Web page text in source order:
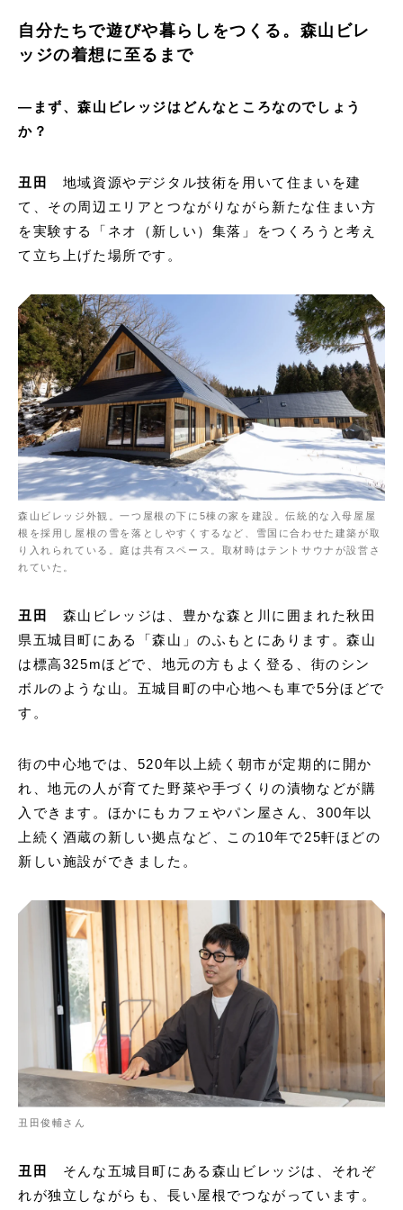
自分たちで遊びや暮らしをつくる。森山ビレ
ッジの着想に至るまで
―まず、森山ビレッジはどんなところなのでしょう
か？
丑田
地域資源やデジタル技術を用いて住まいを建
て、その周辺エリアとつながりながら新たな住まい方
を実験する「ネオ（新しい）集落」をつくろうと考え
て立ち上げた場所です。
森山ビレッジ外観。一つ屋根の下に5棟の家を建設。伝統的な入母屋屋
根を採用し屋根の雪を落としやすくするなど、雪国に合わせた建築が取
り入れられている。庭は共有スペース。取材時はテントサウナが設営さ
れていた。
丑田
森山ビレッジは、豊かな森と川に囲まれた秋田
県五城目町にある「森山」のふもとにあります。森山
は標高325mほどで、地元の方もよく登る、街のシン
ボルのような山。五城目町の中心地へも車で5分ほどで
す。
街の中心地では、520年以上続く朝市が定期的に開か
れ、地元の人が育てた野菜や手づくりの漬物などが購
入できます。ほかにもカフェやパン屋さん、300年以
上続く酒蔵の新しい拠点など、この10年で25軒ほどの
新しい施設ができました。
丑田俊輔さん
丑田
そんな五城目町にある森山ビレッジは、それぞ
れが独立しながらも、長い屋根でつながっています。